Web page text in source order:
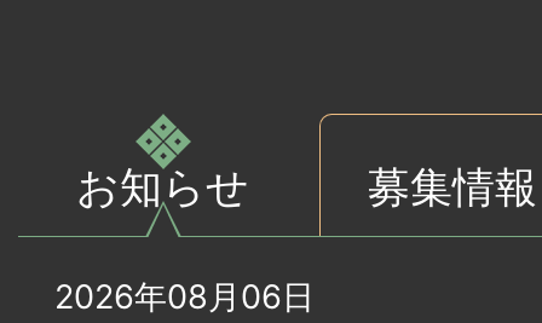
お知らせ 募集情報
お
2026年08月06日